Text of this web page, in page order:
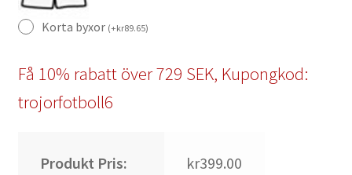
Korta byxor (+kr89.65)
Få 10% rabatt över 729 SEK, Kupongkod:
trojorfotboll6
Produkt Pris: kr399.00